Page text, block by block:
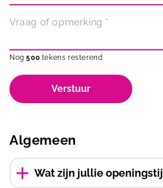
Vraag of opmerking *
Nog500 tekens resterend
Verstuur
Algemeen
Wat zijn jullie